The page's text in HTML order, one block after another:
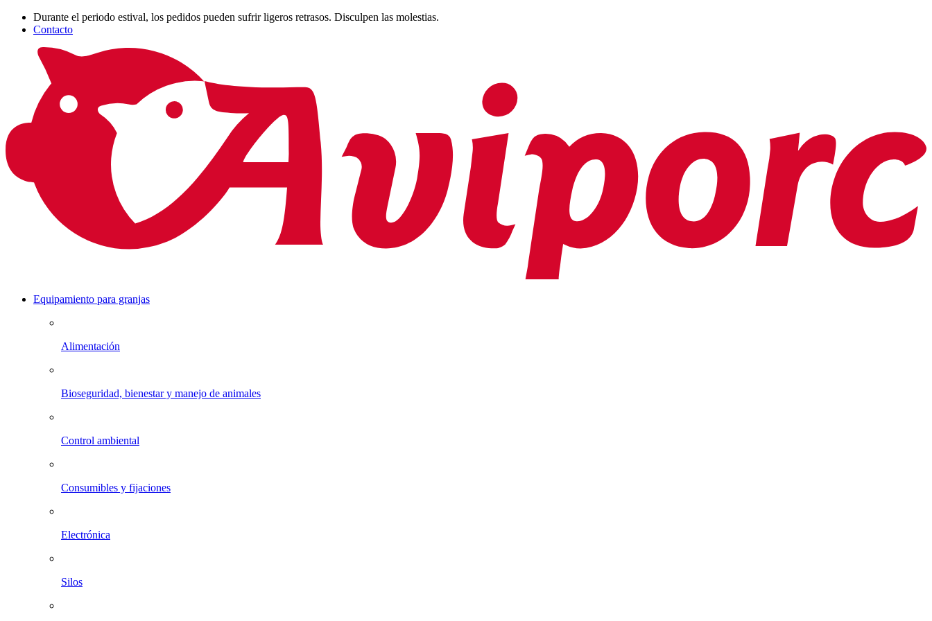
Durante el periodo estival, los pedidos pueden sufrir ligeros retrasos. Disculpen las molestias.
Contacto
Equipamiento para granjas
Alimentación
Bioseguridad, bienestar y manejo de animales
Control ambiental
Consumibles y fijaciones
Electrónica
Silos